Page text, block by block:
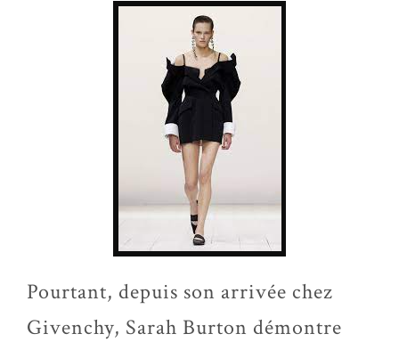
Pourtant, depuis son arrivée chez
Givenchy, Sarah Burton démontre